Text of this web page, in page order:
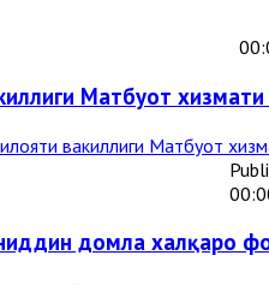
Матбуот
домла халқаро